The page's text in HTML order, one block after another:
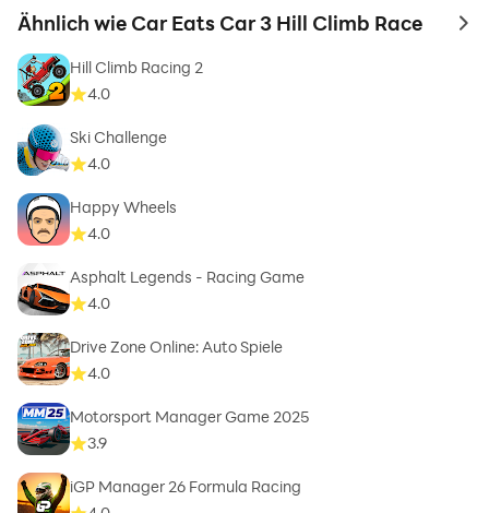
dreht sich beim Spielen alles ums Zerstören!
Ähnlich wie Car Eats Car 3 Hill Climb Race to
Hill Climb Racing 2
4.0
Ski Challenge
4.0
Happy Wheels
4.0
Asphalt Legends - Racing Game
4.0
Drive Zone Online: Auto Spiele
4.0
Motorsport Manager Game 2025
3.9
iGP Manager 26 Formula Racing